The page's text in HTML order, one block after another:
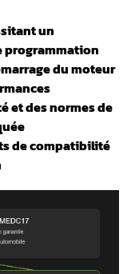
un
programmation
du moteur
et des normes de
de compatibilité